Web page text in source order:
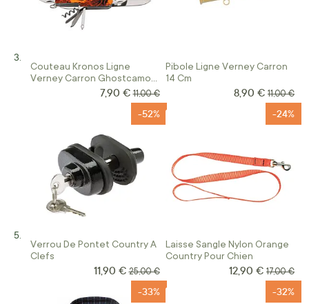
Couteau Kronos Ligne
Verney Carron Ghostcamo
Black And BlazePrix Spécial
7,90 € Prix normal
11,00 €
Pibole Ligne Verney Carron
14 Cm
Prix Spécial
8,90 € Prix
11,00 €
Verrou De Pontet Country A
Clefs
-52%
Prix Spécial
11,90 € Prix normal
25,00 €
Laisse Sangle Nylon Orange
Country Pour Chien
-24%
Prix Spécial
12,90 € Prix
17,00 €
-33% -32%